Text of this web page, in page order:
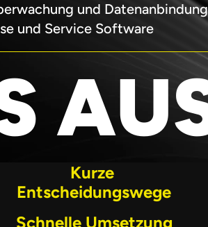
und Datenanbindung
und Service Software
Kurze
Entscheidungswege
Schnelle Umsetzung